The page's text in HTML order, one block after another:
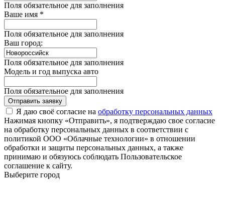
Поля обязательное для заполнения
Ваше имя *
Поля обязательное для заполнения
Ваш город:
Поля обязательное для заполнения
Модель и год выпуска авто
Поля обязательное для заполнения
Отправить заявку
Я даю своё согласие на обработку персональных данных
Нажимая кнопку «Отправить», я подтверждаю свое согласие
на обработку персональных данных в соответствии с
политикой ООО «Облачные технологии» в отношении
обработки и защиты персональных данных, а также
принимаю и обязуюсь соблюдать Пользовательское
соглашение к сайту.
Выберите город